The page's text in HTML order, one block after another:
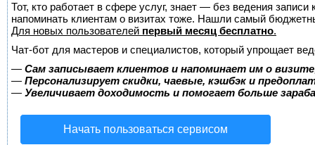
Тот, кто работает в сфере услуг, знает — без ведения
напоминать клиентам о визитах тоже. Нашли самый
Для новых пользователей первый месяц бесплатно.
Чат-бот для мастеров и специалистов, который упрощает
— Сам записывает клиентов и напоминает им о
— Персонализирует скидки, чаевые, кэшбэк и
— Увеличивает доходимость и помогает больше
Начать пользоваться сервисом